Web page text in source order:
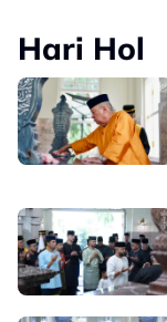
Hari Hol